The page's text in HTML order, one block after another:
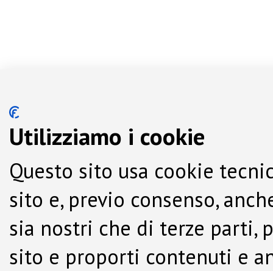
Utilizziamo i cookie
Questo sito usa cookie
sito e, previo consenso,
sia nostri che di terze parti,
sito e proporti contenuti e